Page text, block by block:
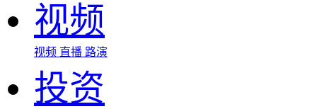
视频
视频 直播 路演
投资